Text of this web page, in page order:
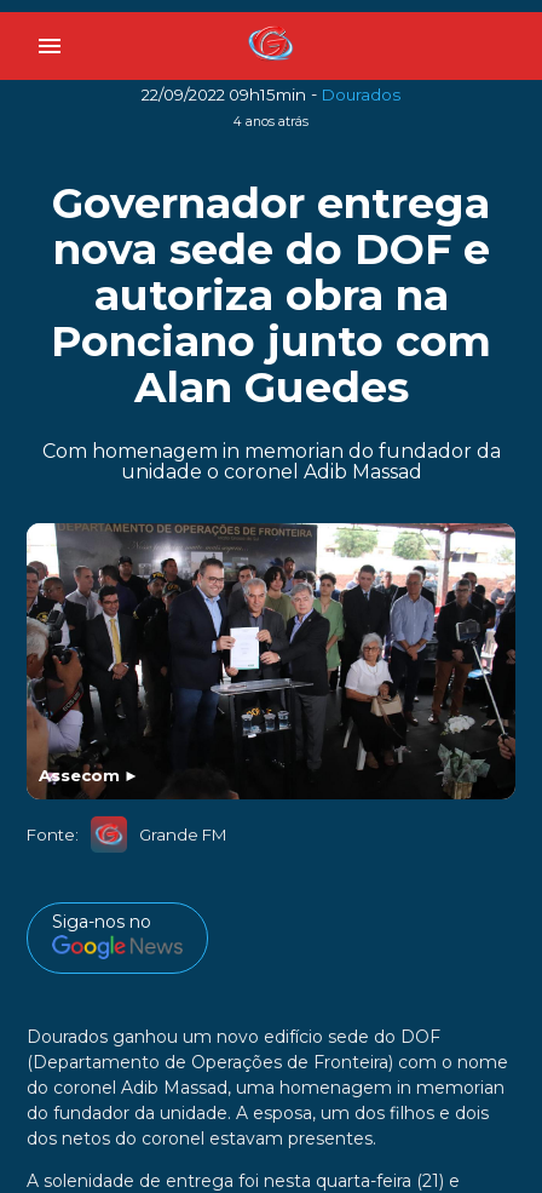
menu
22/09/2022 09h15min - Dourados
4 anos atrás
Governador entrega
nova sede do DOF e
autoriza obra na
Ponciano junto com
Alan Guedes
Com homenagem in memorian do fundador da
unidade o coronel Adib Massad
Assecom►
Fonte: Grande FM
Siga-nos no
Dourados ganhou um novo edifício sede do DOF
(Departamento de Operações de Fronteira) com o nome
do coronel Adib Massad, uma homenagem in memorian
do fundador da unidade. A esposa, um dos filhos e dois
dos netos do coronel estavam presentes.
A solenidade de entrega foi nesta quarta-feira (21) e